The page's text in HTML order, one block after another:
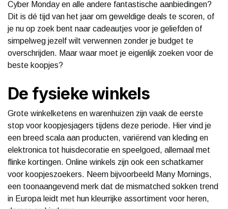
Cyber Monday en alle andere fantastische aanbiedingen?
Dit is dé tijd van het jaar om geweldige deals te scoren, of
je nu op zoek bent naar cadeautjes voor je geliefden of
simpelweg jezelf wilt verwennen zonder je budget te
overschrijden. Maar waar moet je eigenlijk zoeken voor de
beste koopjes?
De fysieke winkels
Grote winkelketens en warenhuizen zijn vaak de eerste
stop voor koopjesjagers tijdens deze periode. Hier vind je
een breed scala aan producten, variërend van kleding en
elektronica tot huisdecoratie en speelgoed, allemaal met
flinke kortingen. Online winkels zijn ook een schatkamer
voor koopjeszoekers. Neem bijvoorbeeld Many Mornings,
een toonaangevend merk dat de mismatched sokken trend
in Europa leidt met hun kleurrijke assortiment voor heren,